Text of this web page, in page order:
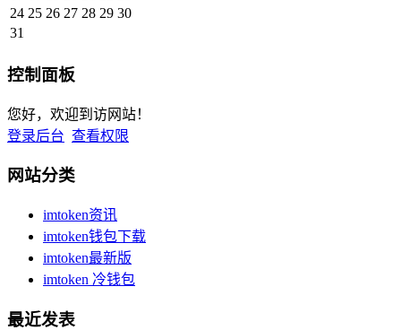
24 25 26 27 28 29 30
31
控制面板
您好，欢迎到访网站！
登录后台 查看权限
网站分类
imtoken资讯
imtoken钱包下载
imtoken最新版
imtoken 冷钱包
最近发表